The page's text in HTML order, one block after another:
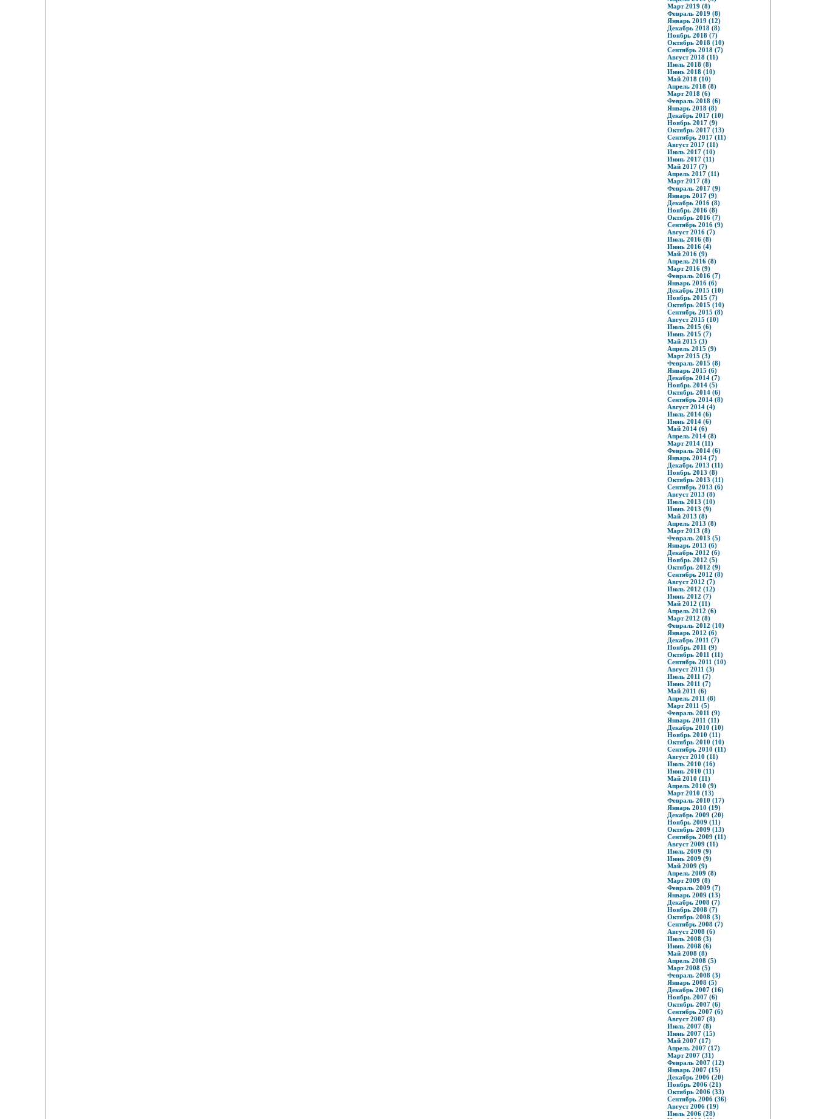
Март 2019 (8)
Февраль 2019 (8)
Январь 2019 (12)
Декабрь 2018 (8)
Ноябрь 2018 (7)
Октябрь 2018 (10)
Сентябрь 2018 (7)
Август 2018 (11)
Июль 2018 (8)
Июнь 2018 (10)
Май 2018 (10)
Апрель 2018 (8)
Март 2018 (6)
Февраль 2018 (6)
Январь 2018 (8)
Декабрь 2017 (10)
Ноябрь 2017 (9)
Октябрь 2017 (13)
Сентябрь 2017 (11)
Август 2017 (11)
Июль 2017 (10)
Июнь 2017 (11)
Май 2017 (7)
Апрель 2017 (11)
Март 2017 (8)
Февраль 2017 (9)
Январь 2017 (9)
Декабрь 2016 (8)
Ноябрь 2016 (8)
Октябрь 2016 (7)
Сентябрь 2016 (9)
Август 2016 (7)
Июль 2016 (8)
Июнь 2016 (4)
Май 2016 (9)
Апрель 2016 (8)
Март 2016 (9)
Февраль 2016 (7)
Январь 2016 (6)
Декабрь 2015 (10)
Ноябрь 2015 (7)
Октябрь 2015 (10)
Сентябрь 2015 (8)
Август 2015 (10)
Июль 2015 (6)
Июнь 2015 (7)
Май 2015 (3)
Апрель 2015 (9)
Март 2015 (3)
Февраль 2015 (8)
Январь 2015 (6)
Декабрь 2014 (7)
Ноябрь 2014 (5)
Октябрь 2014 (6)
Сентябрь 2014 (8)
Август 2014 (4)
Июль 2014 (6)
Июнь 2014 (6)
Май 2014 (6)
Апрель 2014 (8)
Март 2014 (11)
Февраль 2014 (6)
Январь 2014 (7)
Декабрь 2013 (11)
Ноябрь 2013 (8)
Октябрь 2013 (11)
Сентябрь 2013 (6)
Август 2013 (8)
Июль 2013 (10)
Июнь 2013 (9)
Май 2013 (8)
Апрель 2013 (8)
Март 2013 (8)
Февраль 2013 (5)
Январь 2013 (6)
Декабрь 2012 (6)
Ноябрь 2012 (5)
Октябрь 2012 (9)
Сентябрь 2012 (8)
Август 2012 (7)
Июль 2012 (12)
Июнь 2012 (7)
Май 2012 (11)
Апрель 2012 (6)
Март 2012 (8)
Февраль 2012 (10)
Январь 2012 (6)
Декабрь 2011 (7)
Ноябрь 2011 (9)
Октябрь 2011 (11)
Сентябрь 2011 (10)
Август 2011 (3)
Июль 2011 (7)
Июнь 2011 (7)
Май 2011 (6)
Апрель 2011 (8)
Март 2011 (5)
Февраль 2011 (9)
Январь 2011 (11)
Декабрь 2010 (10)
Ноябрь 2010 (11)
Октябрь 2010 (10)
Сентябрь 2010 (11)
Август 2010 (11)
Июль 2010 (16)
Июнь 2010 (11)
Май 2010 (11)
Апрель 2010 (9)
Март 2010 (13)
Февраль 2010 (17)
Январь 2010 (19)
Декабрь 2009 (20)
Ноябрь 2009 (11)
Октябрь 2009 (13)
Сентябрь 2009 (11)
Август 2009 (11)
Июль 2009 (9)
Июнь 2009 (9)
Май 2009 (9)
Апрель 2009 (8)
Март 2009 (8)
Февраль 2009 (7)
Январь 2009 (13)
Декабрь 2008 (7)
Ноябрь 2008 (7)
Октябрь 2008 (3)
Сентябрь 2008 (7)
Август 2008 (6)
Июль 2008 (3)
Июнь 2008 (6)
Май 2008 (8)
Апрель 2008 (5)
Март 2008 (5)
Февраль 2008 (3)
Январь 2008 (5)
Декабрь 2007 (16)
Ноябрь 2007 (6)
Октябрь 2007 (6)
Сентябрь 2007 (6)
Август 2007 (8)
Июль 2007 (8)
Июнь 2007 (15)
Май 2007 (17)
Апрель 2007 (17)
Март 2007 (31)
Февраль 2007 (12)
Январь 2007 (15)
Декабрь 2006 (20)
Ноябрь 2006 (21)
Октябрь 2006 (33)
Сентябрь 2006 (36)
Август 2006 (19)
Июль 2006 (28)